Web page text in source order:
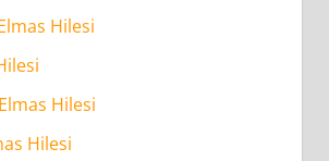
Hilesi
Hilesi
Hilesi